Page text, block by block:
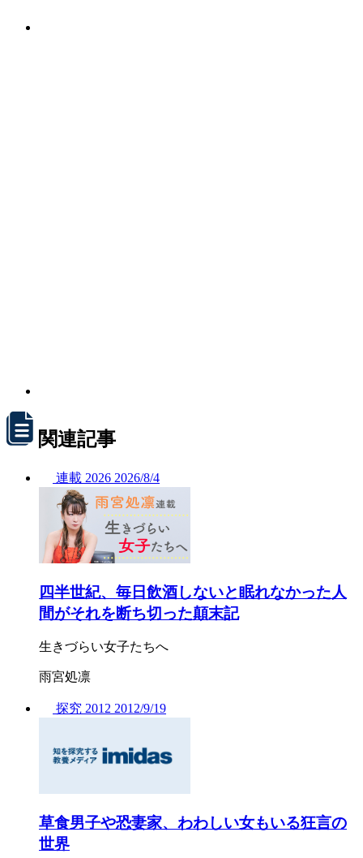
関連記事
連載 2026 2026/8/4
四半世紀、毎日飲酒しないと眠れなかった人
間がそれを断ち切った顛末記
生きづらい女子たちへ
雨宮処凛
探究 2012 2012/9/19
草食男子や恐妻家、わわしい女もいる狂言の
世界